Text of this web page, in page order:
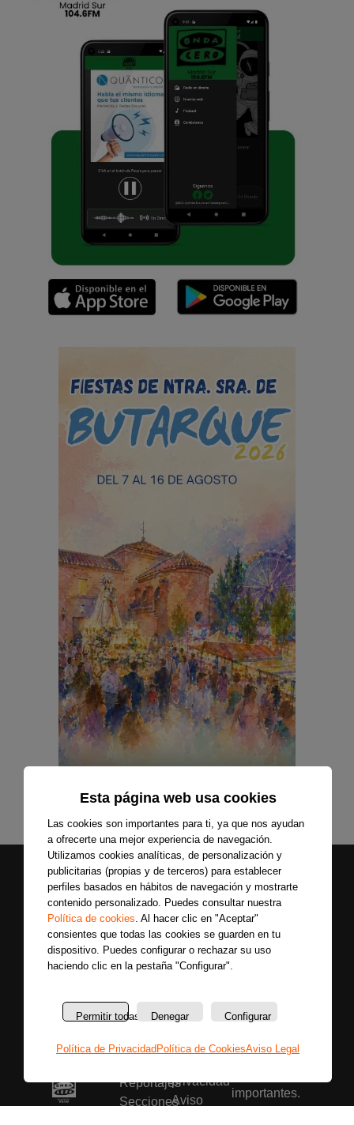
Esta página web usa cookies
Las cookies son importantes para ti, ya que nos ayudan
a ofrecerte una mejor experiencia de navegación.
Utilizamos cookies analíticas, de personalización y
publicitarias (propias y de terceros) para establecer
perfiles basados en hábitos de navegación y mostrarte
contenido personalizado. Puedes consultar nuestra
Política de cookies. Al hacer clic en "Aceptar"
consientes que todas las cookies se guarden en tu
dispositivo. Puedes configurar o rechazar su uso
haciendo clic en la pestaña "Configurar".
Permitir todas Denegar Configurar
Política de Privacidad Política de CookiesAviso Legal
Secciones
noticias
Colaboradores
Entrevistas
Reportajes
Secciones
Sobre
La
emisora
Política
privacidad
Aviso
redes sociales y
de todas las
importantes.